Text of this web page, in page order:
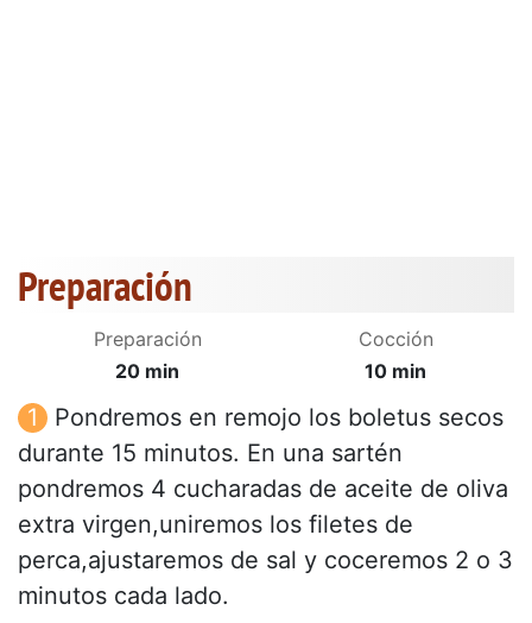
Preparación
Preparación
20 min
Cocción
10 min
Pondremos en remojo los boletus secos
durante 15 minutos. En una sartén
pondremos 4 cucharadas de aceite de oliva
extra virgen,uniremos los filetes de
perca,ajustaremos de sal y coceremos 2 o 3
minutos cada lado.